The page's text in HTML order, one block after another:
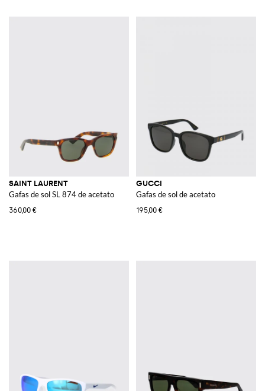
SAINT LAURENT
Gafas de sol SL 874 de acetato
360,00 €
GUCCI
Gafas de sol de acetato
195,00 €